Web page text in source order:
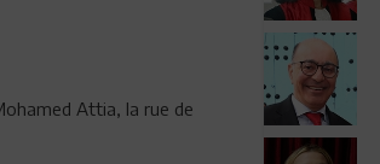
Attia, la rue de